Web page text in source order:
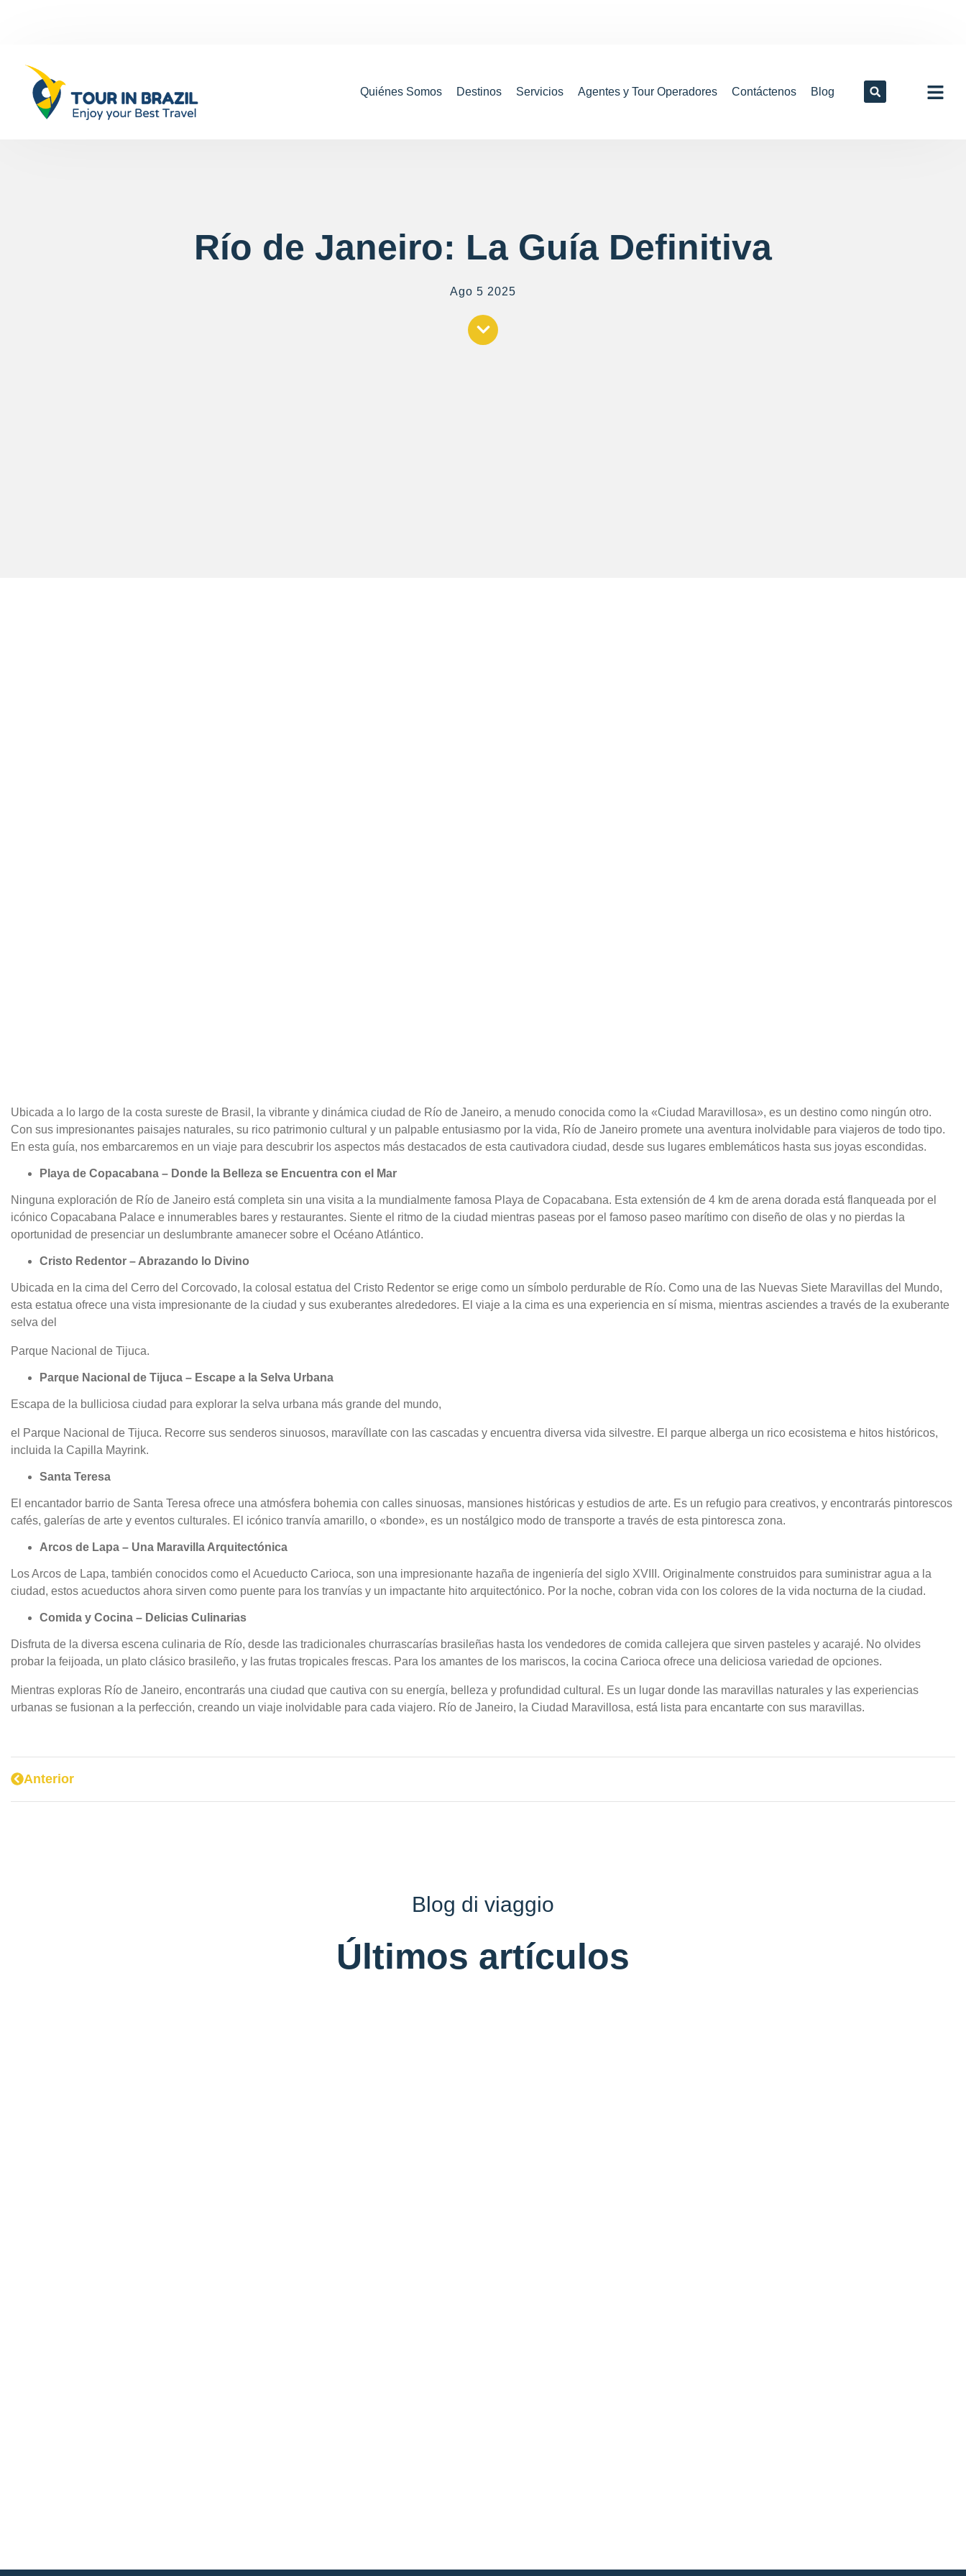
Quiénes Somos Destinos Servicios Agentes y Tour Operadores Contáctenos Blog
Río de Janeiro: La Guía Definitiva
Ago 5 2025
Ubicada a lo largo de la costa sureste de Brasil, la vibrante y dinámica ciudad de Río de Janeiro, a menudo conocida como la «Ciudad Maravillosa», es un destino como ningún otro.
Con sus impresionantes paisajes naturales, su rico patrimonio cultural y un palpable entusiasmo por la vida, Río de Janeiro promete una aventura inolvidable para viajeros de todo tipo.
En esta guía, nos embarcaremos en un viaje para descubrir los aspectos más destacados de esta cautivadora ciudad, desde sus lugares emblemáticos hasta sus joyas escondidas.
Playa de Copacabana – Donde la Belleza se Encuentra con el Mar
Ninguna exploración de Río de Janeiro está completa sin una visita a la mundialmente famosa Playa de Copacabana. Esta extensión de 4 km de arena dorada está flanqueada por el
icónico Copacabana Palace e innumerables bares y restaurantes. Siente el ritmo de la ciudad mientras paseas por el famoso paseo marítimo con diseño de olas y no pierdas la
oportunidad de presenciar un deslumbrante amanecer sobre el Océano Atlántico.
Cristo Redentor – Abrazando lo Divino
Ubicada en la cima del Cerro del Corcovado, la colosal estatua del Cristo Redentor se erige como un símbolo perdurable de Río. Como una de las Nuevas Siete Maravillas del Mundo,
esta estatua ofrece una vista impresionante de la ciudad y sus exuberantes alrededores. El viaje a la cima es una experiencia en sí misma, mientras asciendes a través de la exuberante
selva del
Parque Nacional de Tijuca.
Parque Nacional de Tijuca – Escape a la Selva Urbana
Escapa de la bulliciosa ciudad para explorar la selva urbana más grande del mundo,
el Parque Nacional de Tijuca. Recorre sus senderos sinuosos, maravíllate con las cascadas y encuentra diversa vida silvestre. El parque alberga un rico ecosistema e hitos históricos,
incluida la Capilla Mayrink.
Santa Teresa
El encantador barrio de Santa Teresa ofrece una atmósfera bohemia con calles sinuosas, mansiones históricas y estudios de arte. Es un refugio para creativos, y encontrarás pintorescos
cafés, galerías de arte y eventos culturales. El icónico tranvía amarillo, o «bonde», es un nostálgico modo de transporte a través de esta pintoresca zona.
Arcos de Lapa – Una Maravilla Arquitectónica
Los Arcos de Lapa, también conocidos como el Acueducto Carioca, son una impresionante hazaña de ingeniería del siglo XVIII. Originalmente construidos para suministrar agua a la
ciudad, estos acueductos ahora sirven como puente para los tranvías y un impactante hito arquitectónico. Por la noche, cobran vida con los colores de la vida nocturna de la ciudad.
Comida y Cocina – Delicias Culinarias
Disfruta de la diversa escena culinaria de Río, desde las tradicionales churrascarías brasileñas hasta los vendedores de comida callejera que sirven pasteles y acarajé. No olvides
probar la feijoada, un plato clásico brasileño, y las frutas tropicales frescas. Para los amantes de los mariscos, la cocina Carioca ofrece una deliciosa variedad de opciones.
Mientras exploras Río de Janeiro, encontrarás una ciudad que cautiva con su energía, belleza y profundidad cultural. Es un lugar donde las maravillas naturales y las experiencias
urbanas se fusionan a la perfección, creando un viaje inolvidable para cada viajero. Río de Janeiro, la Ciudad Maravillosa, está lista para encantarte con sus maravillas.
Anterior
Blog di viaggio
Últimos artículos